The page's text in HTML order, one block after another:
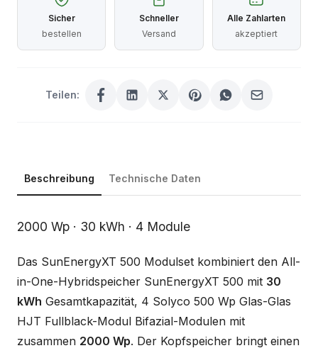
Sicher
bestellen
Schneller
Versand
Alle Zahlarten
akzeptiert
Teilen:
Beschreibung Technische Daten
Beschreibung
2000 Wp · 30 kWh · 4 Module
Das SunEnergyXT 500 Modulset kombiniert den All-
in-One-Hybridspeicher SunEnergyXT 500 mit 30
kWh Gesamtkapazität, 4 Solyco 500 Wp Glas-Glas
HJT Fullblack-Modul Bifazial-Modulen mit
zusammen 2000 Wp. Der Kopfspeicher bringt einen